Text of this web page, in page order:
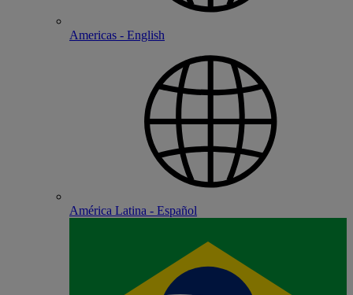
Americas - English
América Latina - Español